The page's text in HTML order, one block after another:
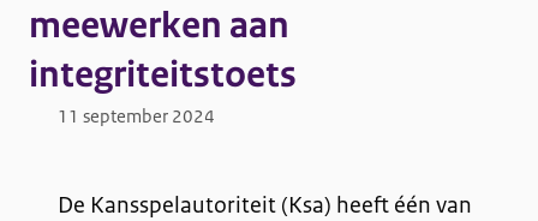
meewerken aan
integriteitstoets
11 september 2024
De Kansspelautoriteit (Ksa) heeft één van